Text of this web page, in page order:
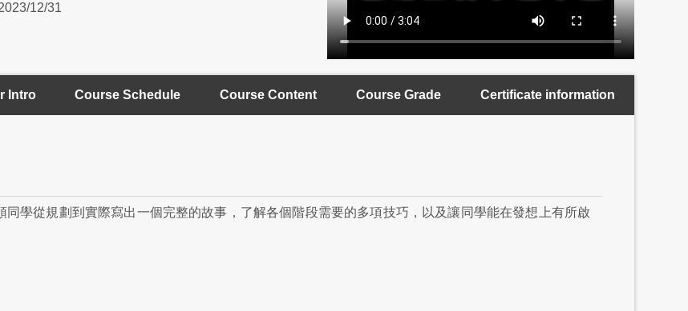
12/31
Intro Course Schedule Course Content Course Grade Certificate information
學從規劃到實際寫出一個完整的故事，了解各個階段需要的多項技巧，以及讓同學能在發想上有所啟